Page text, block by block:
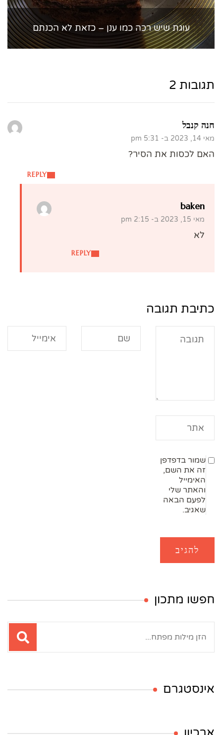
עוגת שיש רכה כמו ענן – כזאת לא הכנתם
תגובות 2
חנה קנבל
מאי 14, 2023 ב- 5:31 pm
REPLY
האם לכסות את הסיר?
baken
מאי 15, 2023 ב- 2:15 pm
REPLY
לא
כתיבת תגובה
שמור בדפדפן
זה את השם,
האימייל
והאתר שלי
לפעם הבאה
שאגיב.
חפשו מתכון
אינסטגרם